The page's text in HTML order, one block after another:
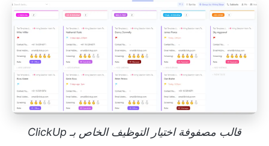
قالب مصفوفة اختيار التوظيف الخاص بـ ClickUp